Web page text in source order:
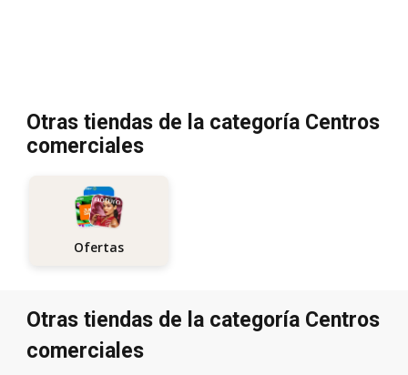
Otras tiendas de la categoría Centros
comerciales
Ofertas
Otras tiendas de la categoría Centros
comerciales